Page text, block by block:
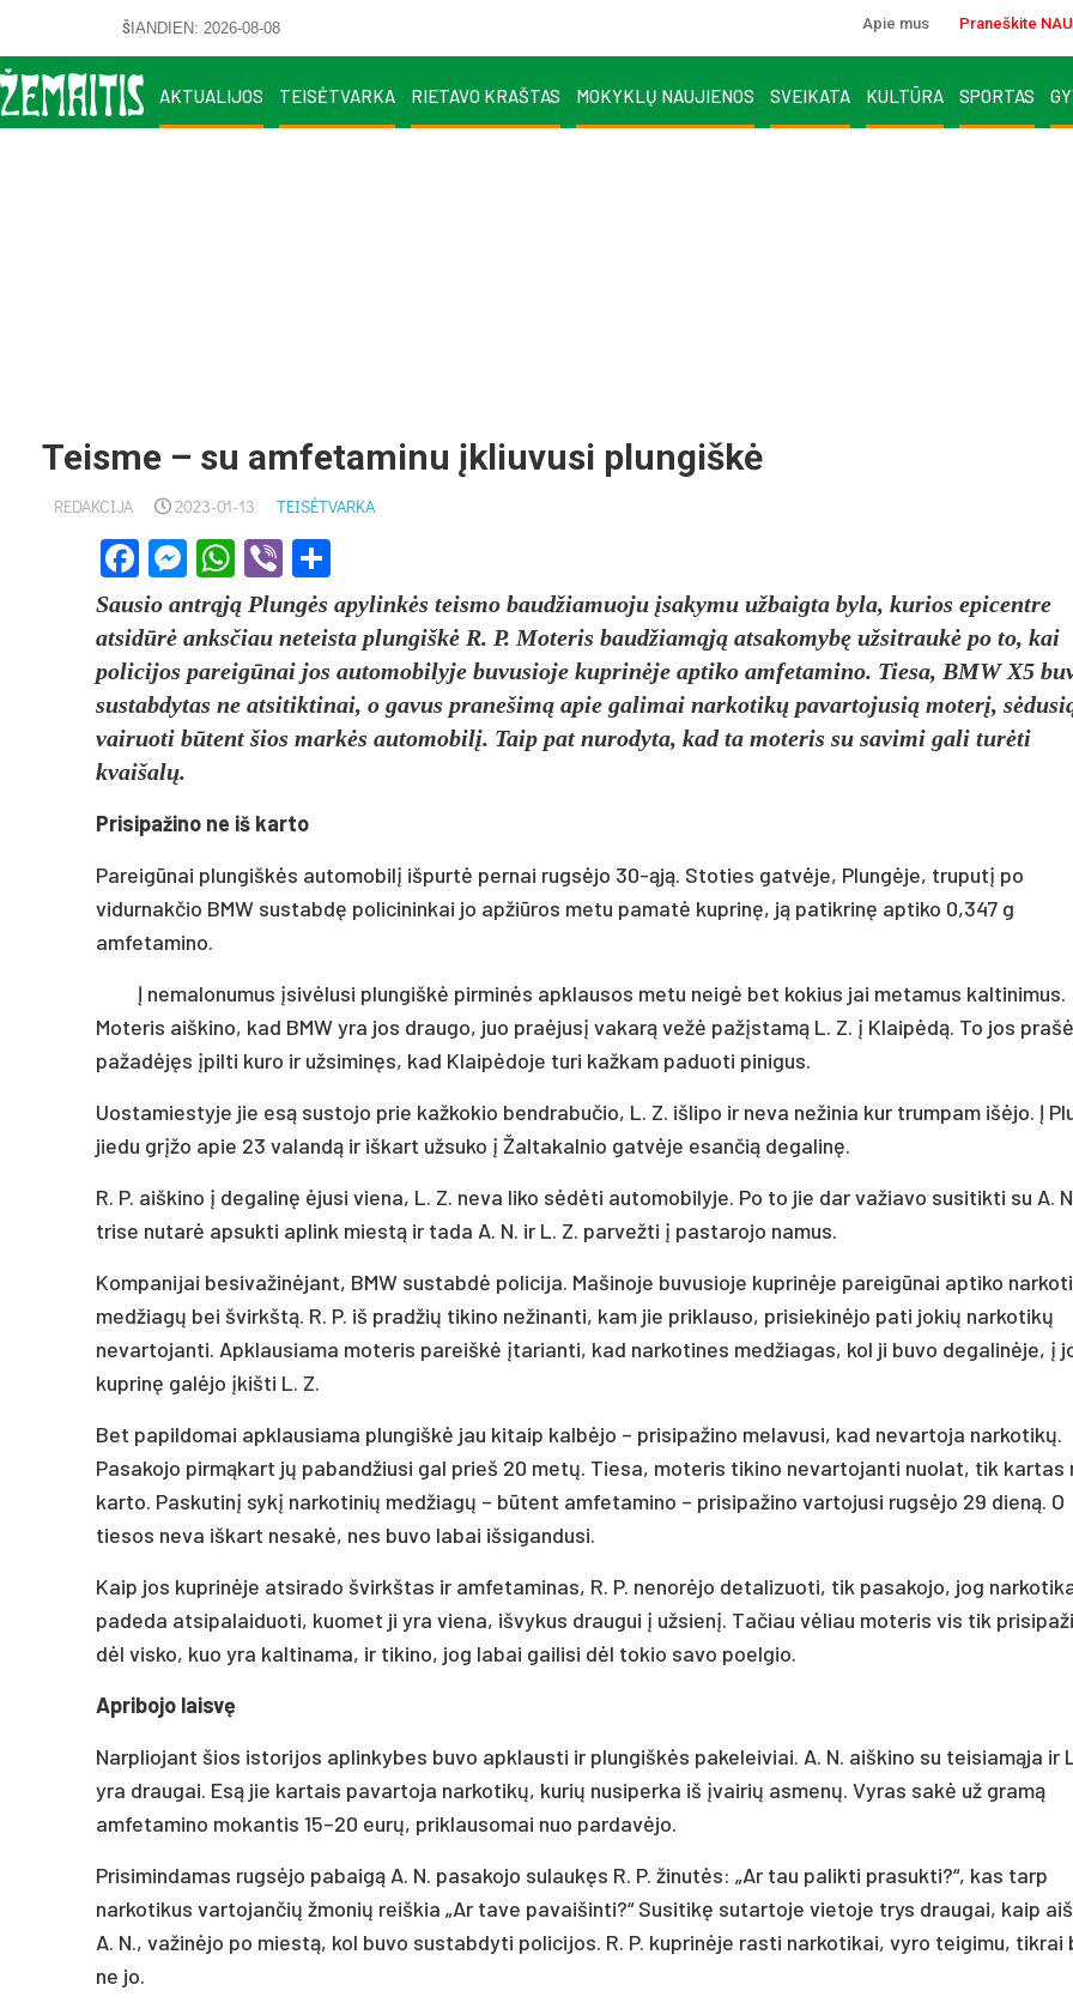
ŠIANDIEN: 2026-08-08 Apie mus Praneškite
AKTUALIJOS TEISĖTVARKA RIETAVO KRAŠTAS MOKYKLŲ NAUJIENOS SVEIKATA KULTŪRA SPORTAS
Teisme – su amfetaminu įkliuvusi plungiškė
REDAKCIJA 2023-01-13 TEISĖTVARKA
Facebook
Messenger
WhatsApp
Viber
Sausio antrąją Plungės apylinkės teismo baudžiamuoju įsakymu užbaigta byla, kurios epicentre
atsidūrė anksčiau neteista plungiškė R. P. Moteris baudžiamąją atsakomybę užsitraukė po to, kai
policijos pareigūnai jos automobilyje buvusioje kuprinėje aptiko amfetamino. Tiesa, BMW X5
sustabdytas ne atsitiktinai, o gavus pranešimą apie galimai narkotikų pavartojusią moterį,
vairuoti būtent šios markės automobilį. Taip pat nurodyta, kad ta moteris su savimi gali turėti
kvaišalų.
Prisipažino ne iš karto
Pareigūnai plungiškės automobilį išpurtė pernai rugsėjo 30-ąją. Stoties gatvėje, Plungėje, truputį po
vidurnakčio BMW sustabdę policininkai jo apžiūros metu pamatė kuprinę, ją patikrinę aptiko 0,347 g
amfetamino.
Į nemalonumus įsivėlusi plungiškė pirminės apklausos metu neigė bet kokius jai metamus kaltinimus.
Moteris aiškino, kad BMW yra jos draugo, juo praėjusį vakarą vežė pažįstamą L. Z. į Klaipėdą. To jos
pažadėjęs įpilti kuro ir užsiminęs, kad Klaipėdoje turi kažkam paduoti pinigus.
Uostamiestyje jie esą sustojo prie kažkokio bendrabučio, L. Z. išlipo ir neva nežinia kur trumpam išėjo. Į
jiedu grįžo apie 23 valandą ir iškart užsuko į Žaltakalnio gatvėje esančią degalinę.
R. P. aiškino į degalinę ėjusi viena, L. Z. neva liko sėdėti automobilyje. Po to jie dar važiavo susitikti su A.
trise nutarė apsukti aplink miestą ir tada A. N. ir L. Z. parvežti į pastarojo namus.
Kompanijai besivažinėjant, BMW sustabdė policija. Mašinoje buvusioje kuprinėje pareigūnai aptiko
medžiagų bei švirkštą. R. P. iš pradžių tikino nežinanti, kam jie priklauso, prisiekinėjo pati jokių narkotikų
nevartojanti. Apklausiama moteris pareiškė įtarianti, kad narkotines medžiagas, kol ji buvo degalinėje, į
kuprinę galėjo įkišti L. Z.
Bet papildomai apklausiama plungiškė jau kitaip kalbėjo – prisipažino melavusi, kad nevartoja narkotikų.
Pasakojo pirmąkart jų pabandžiusi gal prieš 20 metų. Tiesa, moteris tikino nevartojanti nuolat, tik kartas
karto. Paskutinį sykį narkotinių medžiagų – būtent amfetamino – prisipažino vartojusi rugsėjo 29 dieną. O
tiesos neva iškart nesakė, nes buvo labai išsigandusi.
Kaip jos kuprinėje atsirado švirkštas ir amfetaminas, R. P. nenorėjo detalizuoti, tik pasakojo, jog
padeda atsipalaiduoti, kuomet ji yra viena, išvykus draugui į užsienį. Tačiau vėliau moteris vis tik
dėl visko, kuo yra kaltinama, ir tikino, jog labai gailisi dėl tokio savo poelgio.
Apribojo laisvę
Narpliojant šios istorijos aplinkybes buvo apklausti ir plungiškės pakeleiviai. A. N. aiškino su teisiamąja ir
yra draugai. Esą jie kartais pavartoja narkotikų, kurių nusiperka iš įvairių asmenų. Vyras sakė už gramą
amfetamino mokantis 15–20 eurų, priklausomai nuo pardavėjo.
Prisimindamas rugsėjo pabaigą A. N. pasakojo sulaukęs R. P. žinutės: „Ar tau palikti prasukti?“, kas tarp
narkotikus vartojančių žmonių reiškia „Ar tave pavaišinti?“ Susitikę sutartoje vietoje trys draugai, kaip
A. N., važinėjo po miestą, kol buvo sustabdyti policijos. R. P. kuprinėje rasti narkotikai, vyro teigimu, tikrai
ne jo.